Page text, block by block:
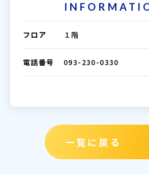
フロア １階
電話番号 093-230-0330
一覧に戻る